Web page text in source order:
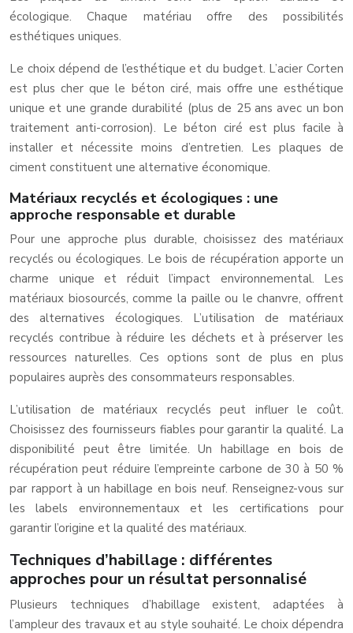
écologique. Chaque matériau offre des possibilités
esthétiques uniques.
Le choix dépend de l’esthétique et du budget. L’acier Corten
est plus cher que le béton ciré, mais offre une esthétique
unique et une grande durabilité (plus de 25 ans avec un bon
traitement anti-corrosion). Le béton ciré est plus facile à
installer et nécessite moins d’entretien. Les plaques de
ciment constituent une alternative économique.
Matériaux recyclés et écologiques : une
approche responsable et durable
Pour une approche plus durable, choisissez des matériaux
recyclés ou écologiques. Le bois de récupération apporte un
charme unique et réduit l’impact environnemental. Les
matériaux biosourcés, comme la paille ou le chanvre, offrent
des alternatives écologiques. L’utilisation de matériaux
recyclés contribue à réduire les déchets et à préserver les
ressources naturelles. Ces options sont de plus en plus
populaires auprès des consommateurs responsables.
L’utilisation de matériaux recyclés peut influer le coût.
Choisissez des fournisseurs fiables pour garantir la qualité. La
disponibilité peut être limitée. Un habillage en bois de
récupération peut réduire l’empreinte carbone de 30 à 50 %
par rapport à un habillage en bois neuf. Renseignez-vous sur
les labels environnementaux et les certifications pour
garantir l’origine et la qualité des matériaux.
Techniques d’habillage : différentes
approches pour un résultat personnalisé
Plusieurs techniques d’habillage existent, adaptées à
l’ampleur des travaux et au style souhaité. Le choix dépendra